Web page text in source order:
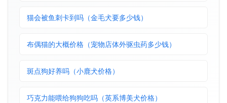
猫会被鱼刺卡到吗（金毛犬要多少钱）
布偶猫的大概价格（宠物店体外驱虫药多少钱）
斑点狗好养吗（小鹿犬价格）
巧克力能喂给狗狗吃吗（英系博美犬价格）